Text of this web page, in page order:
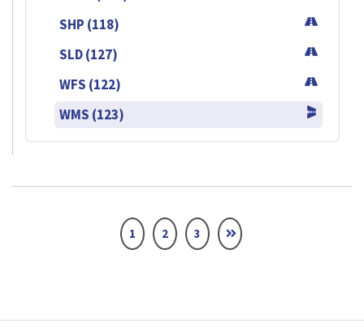
SHP (118)
SLD (127)
WFS (122)
WMS (123)
1 2 3